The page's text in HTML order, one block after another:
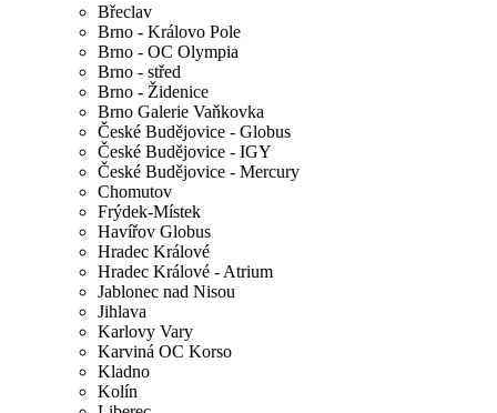
Břeclav
Brno - Královo Pole
Brno - OC Olympia
Brno - střed
Brno - Židenice
Brno Galerie Vaňkovka
České Budějovice - Globus
České Budějovice - IGY
České Budějovice - Mercury
Chomutov
Frýdek-Místek
Havířov Globus
Hradec Králové
Hradec Králové - Atrium
Jablonec nad Nisou
Jihlava
Karlovy Vary
Karviná OC Korso
Kladno
Kolín